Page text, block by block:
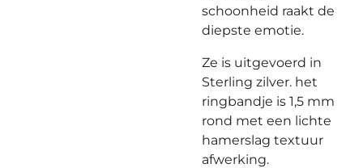
schoonheid raakt de
diepste emotie.
Ze is uitgevoerd in
Sterling zilver. het
ringbandje is 1,5 mm
rond met een lichte
hamerslag textuur
afwerking.